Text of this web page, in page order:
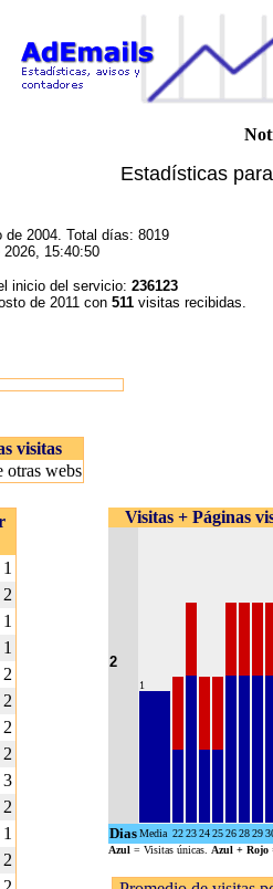
Estadísticas
2004. Total días: 8019
15:40:50
inicio del servicio: 236123
de 2011 con 511 visitas recibidas.
visitas
otras webs
1
2
1
1
2
2
2
2
3
2
1
2
Visitas + Páginas
2
1
DiasMedia 22232425262829
Azul = Visitas únicas. Azul + Rojo